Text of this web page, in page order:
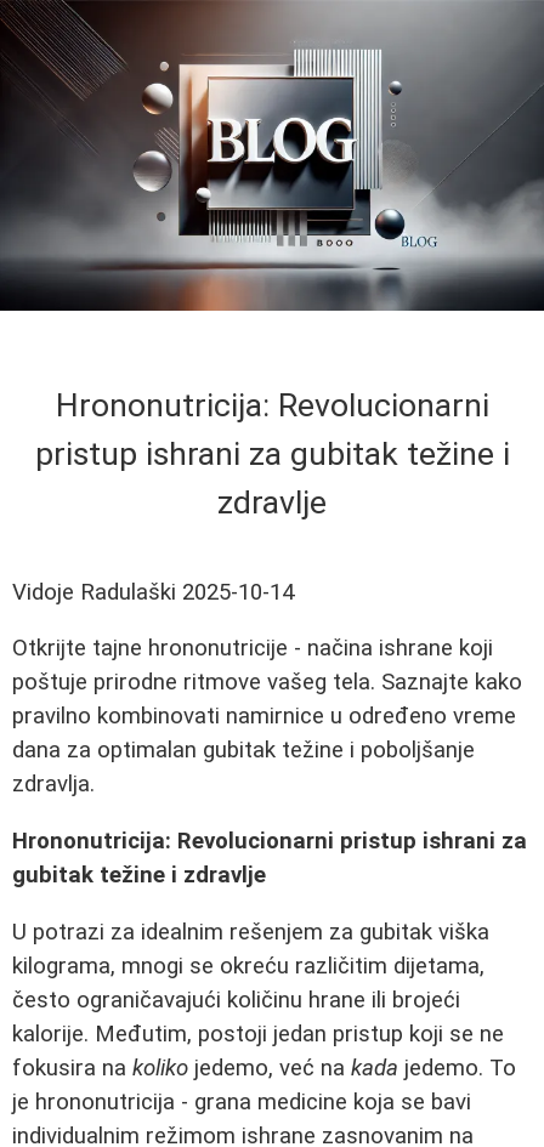
Hrononutricija: Revolucionarni
pristup ishrani za gubitak težine i
zdravlje
Vidoje Radulaški 2025-10-14
Otkrijte tajne hrononutricije - načina ishrane koji
poštuje prirodne ritmove vašeg tela. Saznajte kako
pravilno kombinovati namirnice u određeno vreme
dana za optimalan gubitak težine i poboljšanje
zdravlja.
Hrononutricija: Revolucionarni pristup ishrani za
gubitak težine i zdravlje
U potrazi za idealnim rešenjem za gubitak viška
kilograma, mnogi se okreću različitim dijetama,
često ograničavajući količinu hrane ili brojeći
kalorije. Međutim, postoji jedan pristup koji se ne
fokusira na koliko jedemo, već na kada jedemo. To
je hrononutricija - grana medicine koja se bavi
individualnim režimom ishrane zasnovanim na